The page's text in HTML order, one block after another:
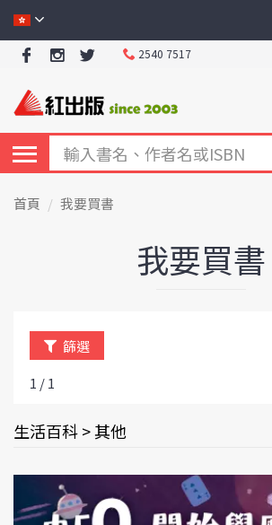
2540 7517
首頁 我要買書
我要買書
篩選
1 / 1
生活百科 > 其他